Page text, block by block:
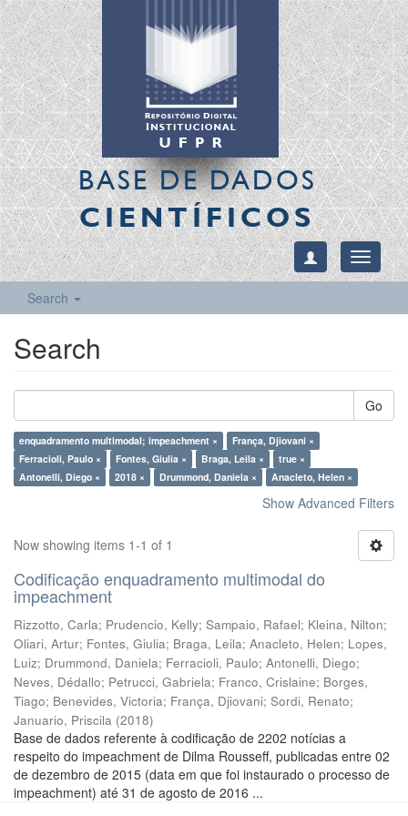
BASE DE DADOS
CIENTÍFICOS
Toggle
Search
Search
Go
enquadramento multimodal; impeachment ×
França, Djiovani ×
Ferracioli, Paulo ×
Fontes, Giulia × Braga, Leila ×
true ×
Antonelli, Diego ×
2018 × Drummond, Daniela × Anacleto, Helen ×
Show Advanced Filters
Now showing items 1-1 of 1
Codificação enquadramento multimodal do
impeachment
Rizzotto, Carla; Prudencio, Kelly; Sampaio, Rafael; Kleina, Nilton;
Oliari, Artur; Fontes, Giulia; Braga, Leila; Anacleto, Helen; Lopes,
Luiz; Drummond, Daniela; Ferracioli, Paulo; Antonelli, Diego;
Neves, Dédallo; Petrucci, Gabriela; Franco, Crislaine; Borges,
Tiago; Benevides, Victoria; França, Djiovani; Sordi, Renato;
Januario, Priscila (2018)
Base de dados referente à codificação de 2202 notícias a
respeito do impeachment de Dilma Rousseff, publicadas entre 02
de dezembro de 2015 (data em que foi instaurado o processo de
impeachment) até 31 de agosto de 2016 ...